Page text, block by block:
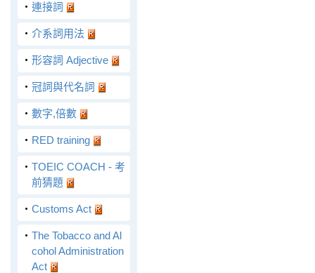
‧ 連接詞
‧ 介系詞用法
‧ 形容詞 Adjective
‧ 冠詞與代名詞
‧ 數字,倍數
‧ RED training
‧ TOEIC COACH - 考
前猜題
‧ Customs Act
‧ The Tobacco and Al
cohol Administration
Act